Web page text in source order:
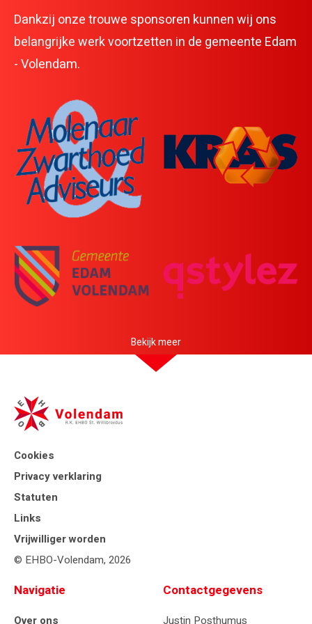
Contact
Dankzij onze trouwe sponsoren kunnen wij ons
belangrijke werk voortzetten in de gemeente Edam
- Volendam.
Bekijk meer
Cookies
Privacy verklaring
Statuten
Links
Vrijwilliger worden
© EHBO-Volendam, 2026
Navigatie
Over ons
Contactgegevens
Justin Posthumus